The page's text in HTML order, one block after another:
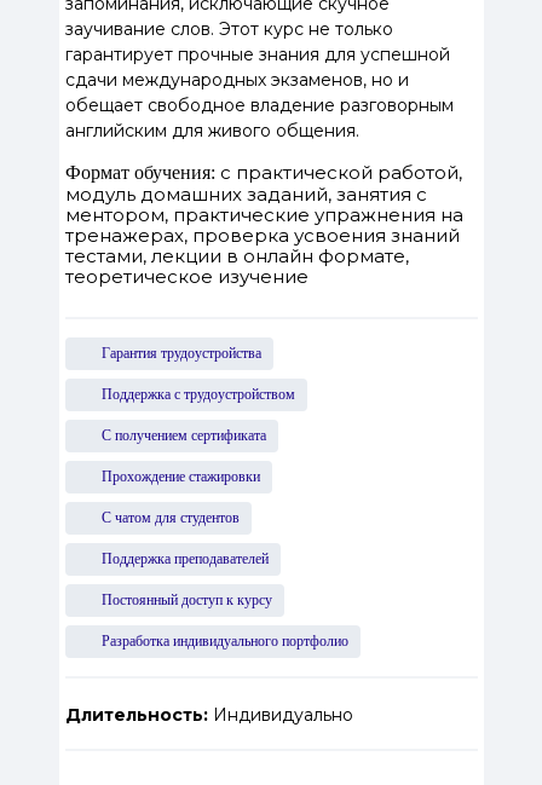
заучивание слов. Этот курс не только
гарантирует прочные знания для успешной
сдачи международных экзаменов, но и
обещает свободное владение разговорным
английским для живого общения.
Формат обучения: с практической работой,
модуль домашних заданий, занятия с
ментором, практические упражнения на
тренажерах, проверка усвоения знаний
тестами, лекции в онлайн формате,
теоретическое изучение
Гарантия трудоустройства
Поддержка с трудоустройством
С получением сертификата
Прохождение стажировки
С чатом для студентов
Поддержка преподавателей
Постоянный доступ к курсу
Разработка индивидуального портфолио
Длительность:Индивидуально